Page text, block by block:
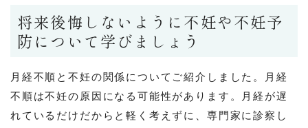
将来後悔しないように不妊や不妊予
防について学びましょう
月経不順と不妊の関係についてご紹介しました。月経
不順は不妊の原因になる可能性があります。月経が遅
れているだけだからと軽く考えずに、専門家に診察し